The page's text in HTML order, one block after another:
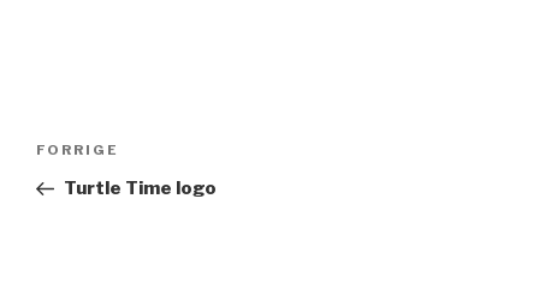
Indlægsnavigation
Forrige
indlæg
FORRIGE
Turtle Time logo